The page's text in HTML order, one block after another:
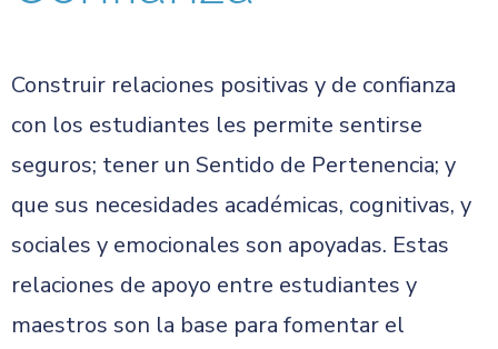
Construir relaciones positivas y de confianza
con los estudiantes les permite sentirse
seguros; tener un Sentido de Pertenencia; y
que sus necesidades académicas, cognitivas, y
sociales y emocionales son apoyadas. Estas
relaciones de apoyo entre estudiantes y
maestros son la base para fomentar el